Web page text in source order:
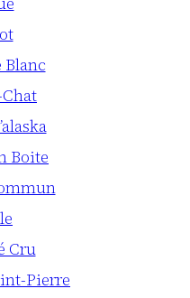
Blanc
Boite
Cru
Pierre